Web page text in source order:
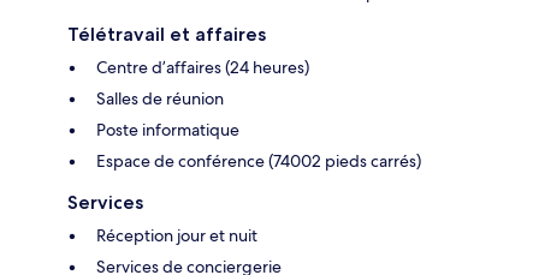
Télétravail et affaires
Centre d’affaires (24 heures)
Salles de réunion
Poste informatique
Espace de conférence (74002 pieds carrés)
Services
Réception jour et nuit
Services de conciergerie